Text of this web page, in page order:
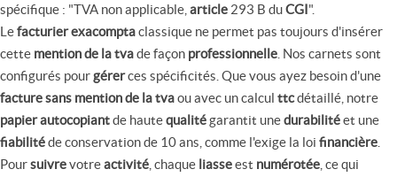
spécifique : "TVA non applicable, article 293 B duCGI".
Lefacturier exacomptaclassique ne permet pas toujours d'insérer
cette mention de la tvade façon professionnelle . Nos carnets sont
configurés pourgérerces spécificités. Que vous ayez besoin d'une
facture sans mention de la tvaou avec un calcul ttcdétaillé, notre
papier autocopiantde hautequalitégarantit unedurabilitéet une
fiabilitéde conservation de 10 ans, comme l'exige la loi financière
Poursuivrevotreactivité , chaque liasseest numérotée , ce qui